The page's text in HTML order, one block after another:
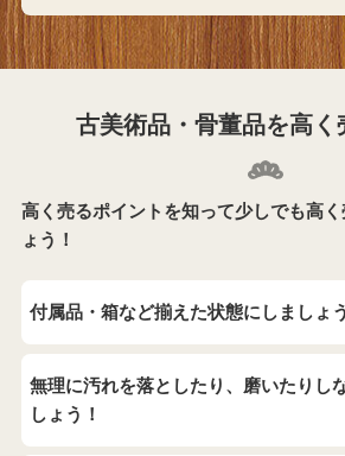
古美術品・骨董品を高く
高く売るポイントを知って少しでも高
ょう！
付属品・箱など揃えた状態にしましょ
無理に汚れを落としたり、磨いたりし
しょう！